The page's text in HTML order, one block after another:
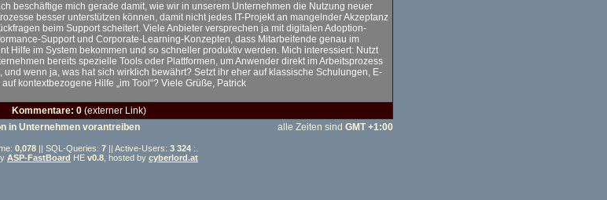
beschäftige mich gerade damit, wie wir in unserem Unternehmen die Nutzung neuer
besser unterstützen können, damit nicht jedes IT-Projekt an mangelnder Akzeptanz
beim Support scheitert. Viele Anbieter versprechen ja mit digitalen Adoption-
Support und Corporate-Learning-Konzepten, dass Mitarbeitende genau im
Hilfe im System bekommen und so schneller produktiv werden. Mich interessiert: Nutzt
bereits spezielle Tools oder Plattformen, um Anwender direkt im Arbeitsprozess
und wenn ja, was hat sich wirklich bewährt? Setzt ihr eher auf klassische Schulungen, E-
kontextbezogene Hilfe „im Tool“? Viele Grüße, Patrick
Kommentare: 0(externer Link)
in Unternehmen vorantreiben alle Zeiten sind GMT +1:00
0,078 || SQL-Queries: 7 || Active-Users: 3 324 :.
ASP-FastBoard HE v0.8 , hosted by cyberlord.at